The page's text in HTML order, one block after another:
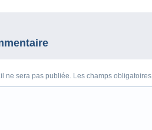
ne sera pas publiée. Les champs